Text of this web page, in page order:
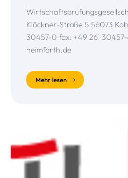
Klöckner-Straße 5 56073
30457-0 fax: +49 261
heimfarth.de
Mehr lesen